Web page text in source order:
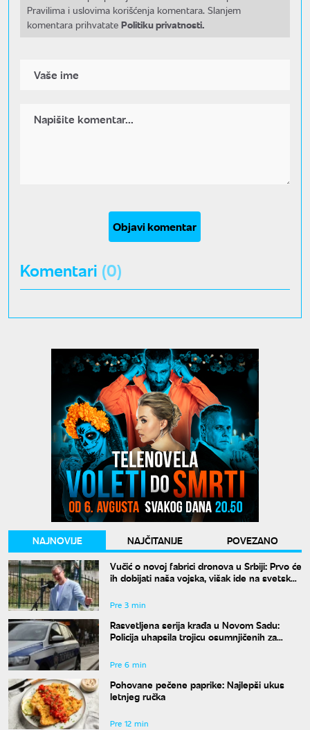
Pravilima i uslovima korišćenja komentara. Slanjem
komentara prihvatate Politiku privatnosti.
Objavi komentar
Komentari (0)
NAJNOVIJE NAJČITANIJE
POVEZANO
Vučić o novoj fabrici dronova u Srbiji: Prvo će
ih dobijati naša vojska, višak ide na svetsko
Pre 3 min
Rasvetljena serija krađa u Novom Sadu:
Policija uhapsila trojicu osumnjičenih za
Pre 6 min
Pohovane pečene paprike: Najlepši ukus
letnjeg ručka
Pre 12 min